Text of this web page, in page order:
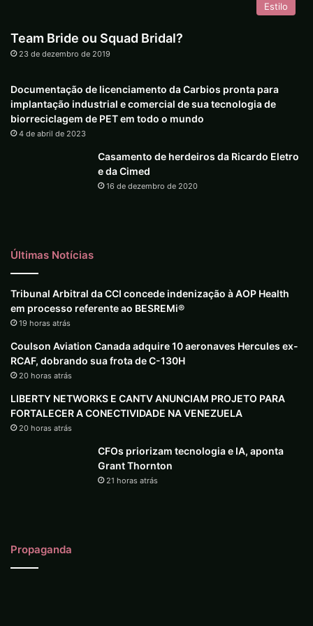
Estilo
Team Bride ou Squad Bridal?
23 de dezembro de 2019
Documentação de licenciamento da Carbios pronta para
implantação industrial e comercial de sua tecnologia de
biorreciclagem de PET em todo o mundo
4 de abril de 2023
Casamento de herdeiros da Ricardo Eletro
e da Cimed
16 de dezembro de 2020
Últimas Notícias
Tribunal Arbitral da CCI concede indenização à AOP Health
em processo referente ao BESREMi®
19 horas atrás
Coulson Aviation Canada adquire 10 aeronaves Hercules ex-
RCAF, dobrando sua frota de C-130H
20 horas atrás
LIBERTY NETWORKS E CANTV ANUNCIAM PROJETO PARA
FORTALECER A CONECTIVIDADE NA VENEZUELA
20 horas atrás
CFOs priorizam tecnologia e IA, aponta
Grant Thornton
21 horas atrás
Propaganda